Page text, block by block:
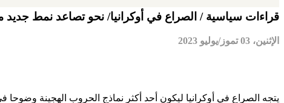
قراءات سياسية / الصراع في أوكرانيا/ نحو تصاعد نمط
الإثنين، 03 تموز/يوليو 2023